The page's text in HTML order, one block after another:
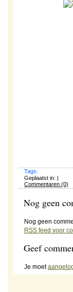
Tags:
Geplaatst in: |
Commentaren (0)
Nog geen
Nog geen
RSS feed voor
Geef
Je moet